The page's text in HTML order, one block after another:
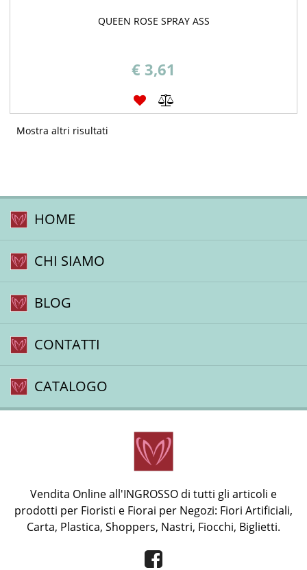
QUEEN ROSE SPRAY ASS
€ 3,61
Mostra altri risultati
HOME
CHI SIAMO
BLOG
CONTATTI
CATALOGO
Vendita Online all'INGROSSO di tutti gli articoli e
prodotti per Fioristi e Fiorai per Negozi: Fiori Artificiali,
Carta, Plastica, Shoppers, Nastri, Fiocchi, Biglietti.